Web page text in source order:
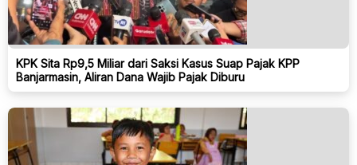
KPK Sita Rp9,5 Miliar dari Saksi Kasus Suap Pajak KPP
Banjarmasin, Aliran Dana Wajib Pajak Diburu